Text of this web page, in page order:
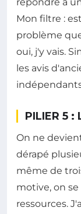
Mon filtre :
problème
oui, j'y vais.
les avis
PILIER 5 :
On ne
dérapé
même de
motive, on
ressources.